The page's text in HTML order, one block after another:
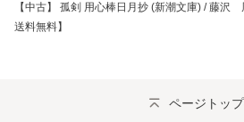
【中古】 孤剣 用心棒日月抄 (新潮文庫) / 藤沢
送料無料】
ページトッ